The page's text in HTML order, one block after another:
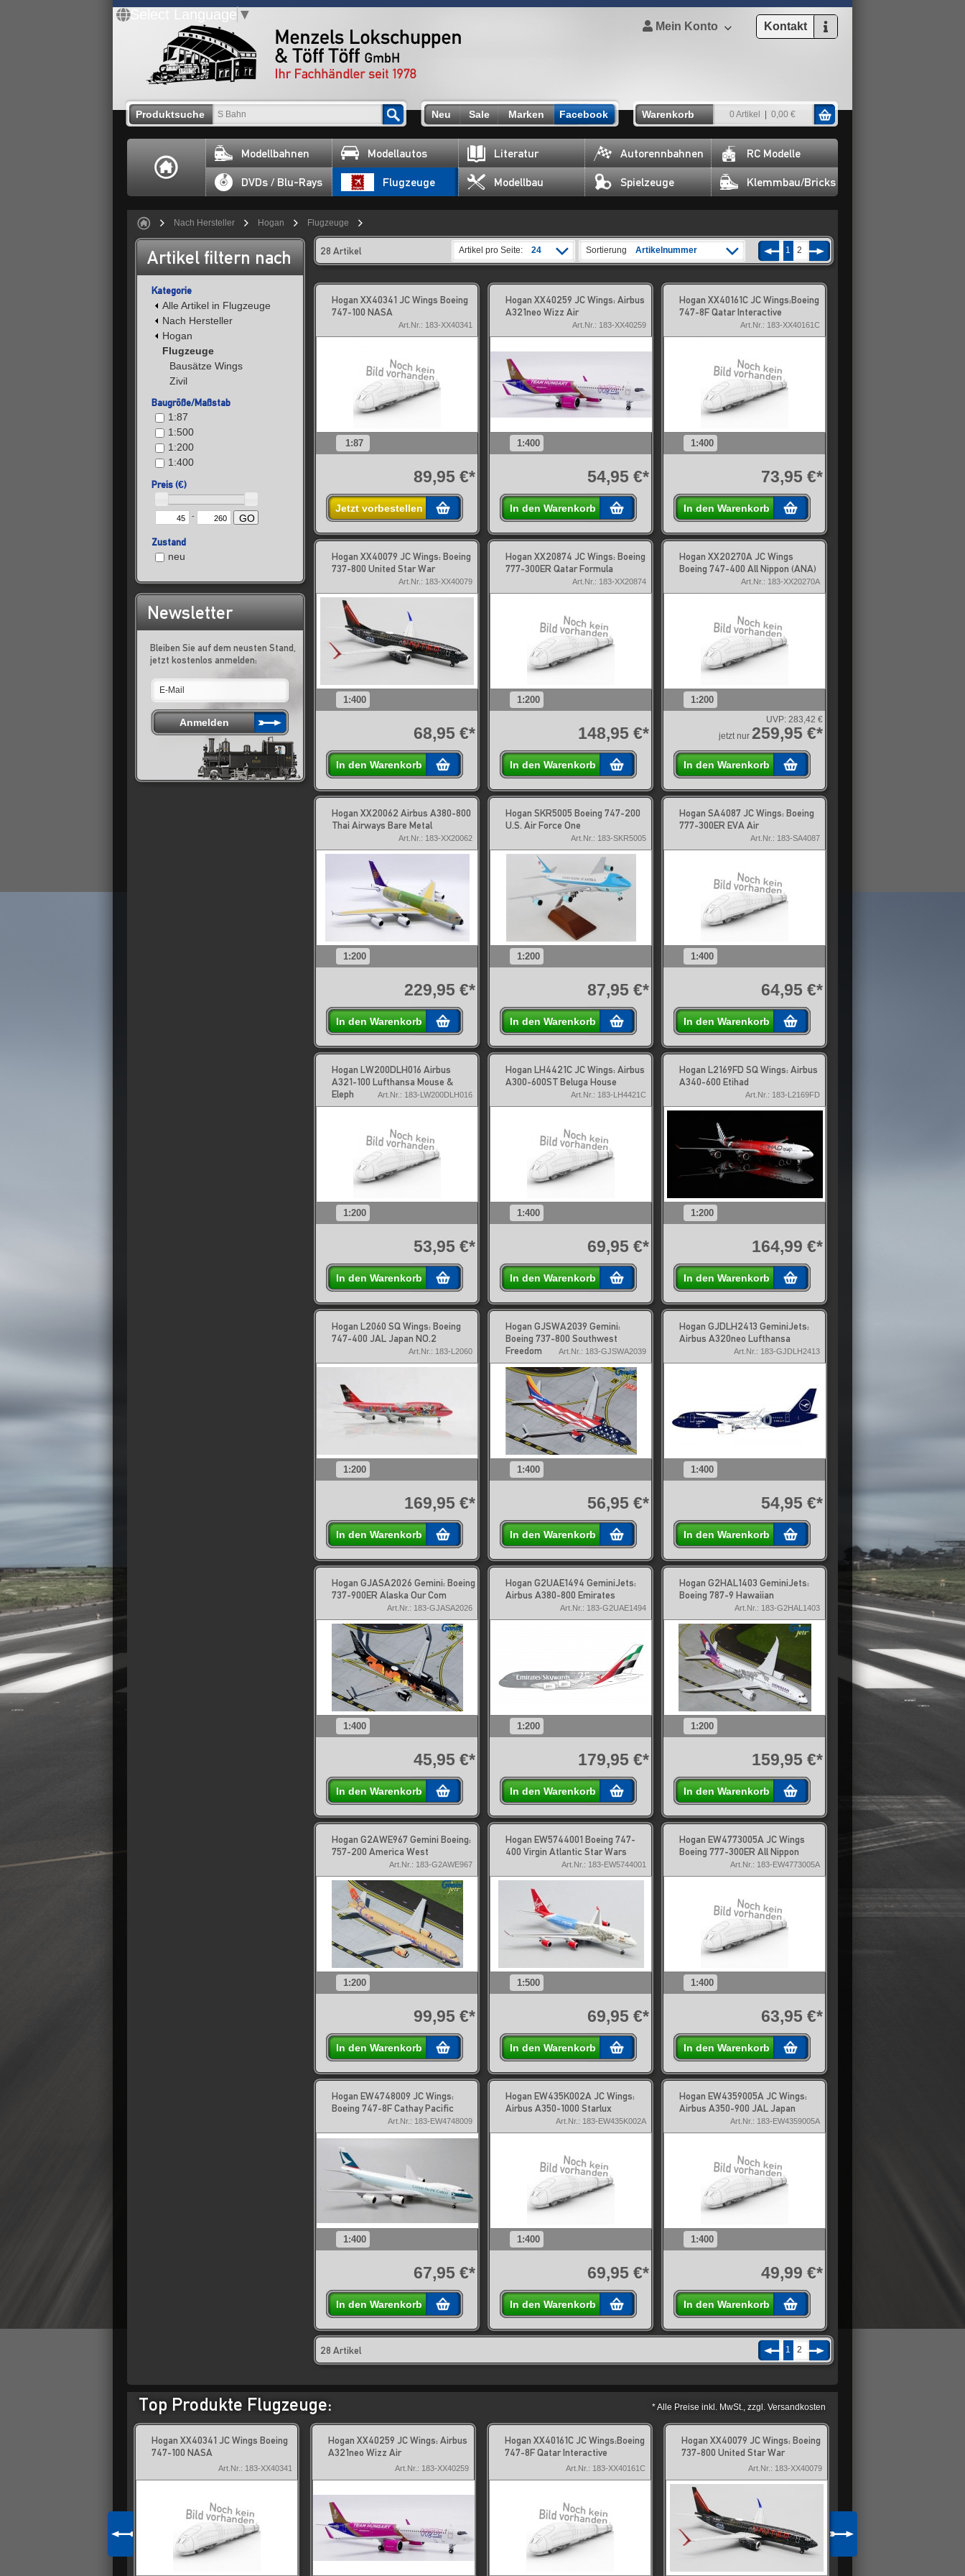
Select Language ▼
Mein Konto Kontakt
Produktsuche Neu Sale Marken Facebook Warenkorb 0 Artikel 0,00 €
Modellbahnen Modellautos Literatur Autorennbahnen RC Modelle
DVDs / Blu-Rays Flugzeuge Modellbau Spielzeuge Klemmbau/Bricks
Nach Hersteller Hogan Flugzeuge
Artikel filtern nach
Kategorie
Alle Artikel in Flugzeuge
Nach Hersteller
Hogan
Flugzeuge
Bausätze Wings
Zivil
Baugröße/Maßstab
1:87
1:500
1:200
1:400
Preis (€)
- GO
Zustand
neu
Newsletter
Bleiben Sie auf dem neusten Stand,
jetzt kostenlos anmelden:
28 Artikel 1 2
Artikel pro Seite: 24 Sortierung Artikelnummer
Hogan XX40341 JC Wings Boeing
747-100 NASA
Art.Nr.: 183-XX40341
1:87
89,95 €*
Jetzt vorbestellen
Hogan XX40259 JC Wings: Airbus
A321neo Wizz Air
Art.Nr.: 183-XX40259
1:400
54,95 €*
In den Warenkorb
Hogan XX40161C JC Wings:Boeing
747-8F Qatar Interactive
Art.Nr.: 183-XX40161C
1:400
73,95 €*
In den Warenkorb
Hogan XX40079 JC Wings: Boeing
737-800 United Star War
Art.Nr.: 183-XX40079
1:400
68,95 €*
In den Warenkorb
Hogan XX20874 JC Wings: Boeing
777-300ER Qatar Formula
Art.Nr.: 183-XX20874
1:200
148,95 €*
In den Warenkorb
Hogan XX20270A JC Wings
Boeing 747-400 All Nippon (ANA)
Art.Nr.: 183-XX20270A
1:200
UVP: 283,42 €
jetzt nur 259,95 €*
In den Warenkorb
Hogan XX20062 Airbus A380-800
Thai Airways Bare Metal
Art.Nr.: 183-XX20062
1:200
229,95 €*
In den Warenkorb
Hogan SKR5005 Boeing 747-200
U.S. Air Force One
Art.Nr.: 183-SKR5005
1:200
87,95 €*
In den Warenkorb
Hogan SA4087 JC Wings: Boeing
777-300ER EVA Air
Art.Nr.: 183-SA4087
1:400
64,95 €*
In den Warenkorb
Hogan LW200DLH016 Airbus
A321-100 Lufthansa Mouse &
Eleph
Art.Nr.: 183-LW200DLH016
1:200
53,95 €*
In den Warenkorb
Hogan LH4421C JC Wings: Airbus
A300-600ST Beluga House
Art.Nr.: 183-LH4421C
1:400
69,95 €*
In den Warenkorb
Hogan L2169FD SQ Wings: Airbus
A340-600 Etihad
Art.Nr.: 183-L2169FD
1:200
164,99 €*
In den Warenkorb
Hogan L2060 SQ Wings: Boeing
747-400 JAL Japan NO.2
Art.Nr.: 183-L2060
1:200
169,95 €*
In den Warenkorb
Hogan GJSWA2039 Gemini:
Boeing 737-800 Southwest
Freedom
Art.Nr.: 183-GJSWA2039
1:400
56,95 €*
In den Warenkorb
Hogan GJDLH2413 GeminiJets:
Airbus A320neo Lufthansa
Art.Nr.: 183-GJDLH2413
1:400
54,95 €*
In den Warenkorb
Hogan GJASA2026 Gemini: Boeing
737-900ER Alaska Our Com
Art.Nr.: 183-GJASA2026
1:400
45,95 €*
In den Warenkorb
Hogan G2UAE1494 GeminiJets:
Airbus A380-800 Emirates
Art.Nr.: 183-G2UAE1494
1:200
179,95 €*
In den Warenkorb
Hogan G2HAL1403 GeminiJets:
Boeing 787-9 Hawaiian
Art.Nr.: 183-G2HAL1403
1:200
159,95 €*
In den Warenkorb
Hogan G2AWE967 Gemini Boeing:
757-200 America West
Art.Nr.: 183-G2AWE967
1:200
99,95 €*
In den Warenkorb
Hogan EW5744001 Boeing 747-
400 Virgin Atlantic Star Wars
Art.Nr.: 183-EW5744001
1:500
69,95 €*
In den Warenkorb
Hogan EW4773005A JC Wings
Boeing 777-300ER All Nippon
Art.Nr.: 183-EW4773005A
1:400
63,95 €*
In den Warenkorb
Hogan EW4748009 JC Wings:
Boeing 747-8F Cathay Pacific
Art.Nr.: 183-EW4748009
1:400
67,95 €*
In den Warenkorb
Hogan EW435K002A JC Wings:
Airbus A350-1000 Starlux
Art.Nr.: 183-EW435K002A
1:400
69,95 €*
In den Warenkorb
Hogan EW4359005A JC Wings:
Airbus A350-900 JAL Japan
Art.Nr.: 183-EW4359005A
1:400
49,99 €*
In den Warenkorb
28 Artikel 1 2
Top Produkte Flugzeuge: * Alle Preise inkl. MwSt., zzgl. Versandkosten
Hogan XX40341 JC Wings Boeing
747-100 NASA
Art.Nr.: 183-XX40341
Hogan XX40259 JC Wings: Airbus
A321neo Wizz Air
Art.Nr.: 183-XX40259
Hogan XX40161C JC Wings:Boeing
747-8F Qatar Interactive
Art.Nr.: 183-XX40161C
Hogan XX40079 JC Wings: Boeing
737-800 United Star War
Art.Nr.: 183-XX40079